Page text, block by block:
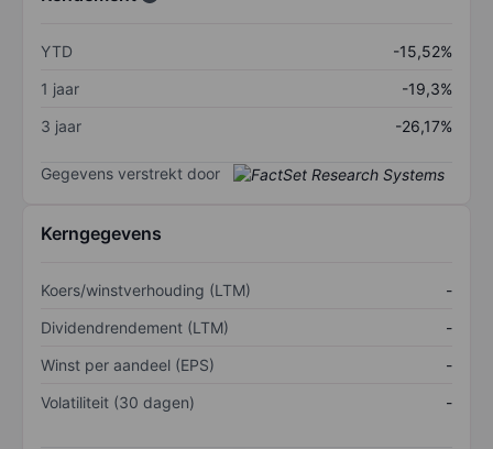
YTD
-15,52%
1 jaar
-19,3%
3 jaar
-26,17%
Gegevens verstrekt door
Kerngegevens
Koers/winstverhouding (LTM)
-
Dividendrendement (LTM)
-
Winst per aandeel (EPS)
-
Volatiliteit (30 dagen)
-